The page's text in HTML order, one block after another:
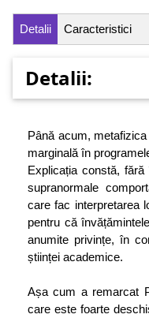
Detalii Caracteristici
Detalii:
Până acum,
marginală în
Explicația constă,
supranormale
care fac interpretarea
pentru că
anumite privințe, în
științei academice.
Așa cum a remarcat
care este foarte